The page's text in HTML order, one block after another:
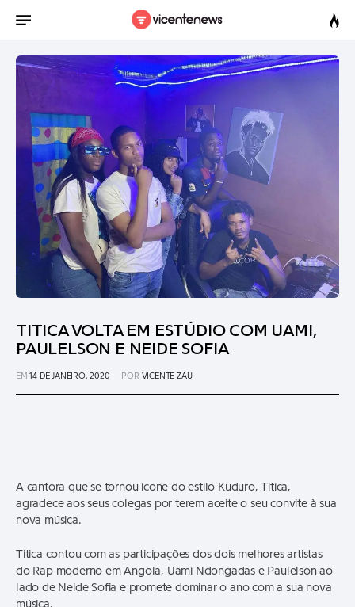
TITICA VOLTA EM ESTÚDIO COM UAMI,
PAULELSON E NEIDE SOFIA
EM14 DE JANEIRO, 2020 POR VICENTE ZAU
A cantora que se tornou ícone do estilo Kuduro, Titica,
agradece aos seus colegas por terem aceite o seu convite à sua
nova música.
Titica contou com as participações dos dois melhores artistas
do Rap moderno em Angola, Uami Ndongadas e Paulelson ao
lado de Neide Sofia e promete dominar o ano com a sua nova
música.